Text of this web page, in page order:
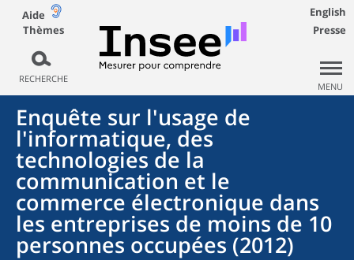
Aide
Thèmes
RECHERCHE
English
Presse
MENU
Enquête sur l'usage de
l'informatique, des
technologies de la
communication et le
commerce électronique dans
les entreprises de moins de 10
personnes occupées (2012)